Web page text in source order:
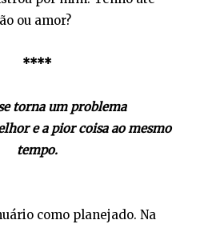
ou amor?
e a pior coisa ao mesmo
tempo.
como planejado. Na